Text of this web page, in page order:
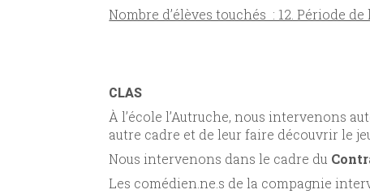
Nombre d’élèves touchés : 12. Période
CLAS
À l’école l’Autruche, nous intervenons
autre cadre et de leur faire découvrir le
Nous intervenons dans le cadre du
Les comédien.ne.s de la compagnie